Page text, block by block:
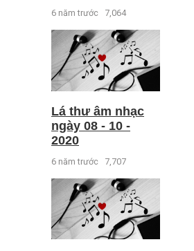
6 năm trước 7,064
Lá thư âm nhạc
ngày 08 - 10 -
2020
6 năm trước 7,707